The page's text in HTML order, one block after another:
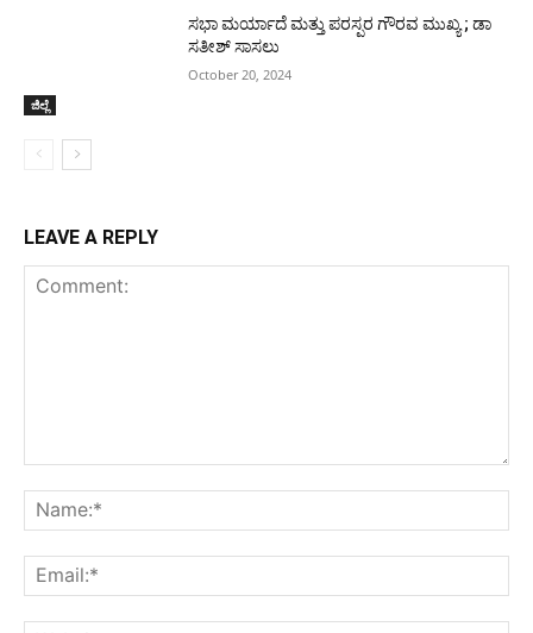
ಜಿಲ್ಲೆ
ಸಭಾ ಮರ್ಯಾದೆ ಮತ್ತು ಪರಸ್ಪರ ಗೌರವ ಮುಖ್ಯ ; ಡಾ
ಸತೀಶ್ ಸಾಸಲು
October 20, 2024
LEAVE A REPLY